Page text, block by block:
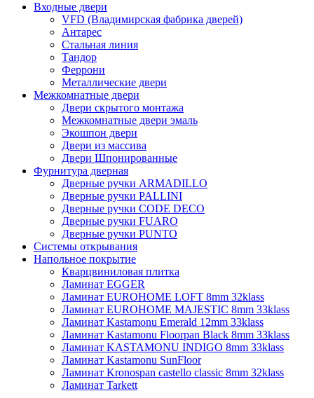
Входные двери
VFD (Владимирская фабрика дверей)
Антарес
Стальная линия
Тандор
Феррони
Металлические двери
Межкомнатные двери
Двери скрытого монтажа
Межкомнатные двери эмаль
Экошпон двери
Двери из массива
Двери Шпонированные
Фурнитура дверная
Дверные ручки ARMADILLO
Дверные ручки PALLINI
Дверные ручки CODE DECO
Дверные ручки FUARO
Дверные ручки PUNTO
Системы открывания
Напольное покрытие
Кварцвиниловая плитка
Ламинат EGGER
Ламинат EUROHOME LOFT 8mm 32klass
Ламинат EUROHOME MAJESTIC 8mm 33klass
Ламинат Kastamonu Emerald 12mm 33klass
Ламинат Kastamonu Floorpan Black 8mm 33klass
Ламинат KASTAMONU INDIGO 8mm 33klass
Ламинат Kastamonu SunFloor
Ламинат Kronospan castello classic 8mm 32klass
Ламинат Tarkett